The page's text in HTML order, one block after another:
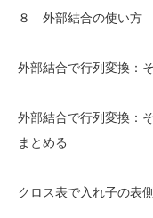
８ 外部結合の使い方
外部結合で行列変換：
外部結合で行列変換：
まとめる
クロス表で入れ子の表